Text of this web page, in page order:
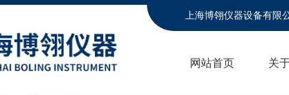
上海博翎仪器设备有限
网站首页 关